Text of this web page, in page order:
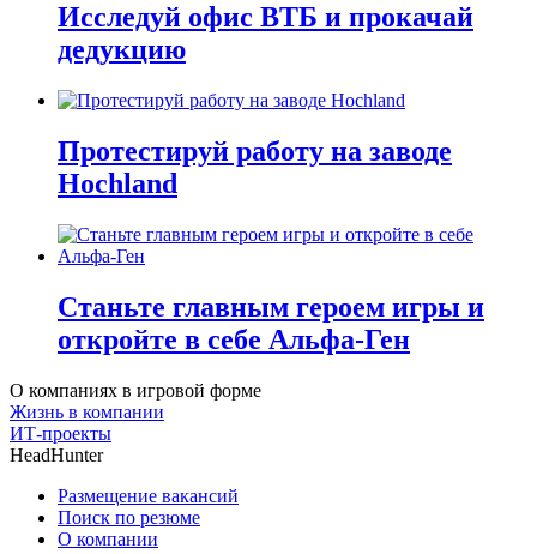
Исследуй офис ВТБ и прокачай
дедукцию
Протестируй работу на заводе
Hochland
Станьте главным героем игры и
откройте в себе Альфа-Ген
О компаниях в игровой форме
Жизнь в компании
ИТ-проекты
HeadHunter
Размещение вакансий
Поиск по резюме
О компании